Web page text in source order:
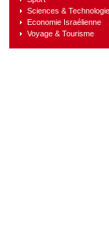
Sciences &
Economie Israélienne
Voyage & Tourisme